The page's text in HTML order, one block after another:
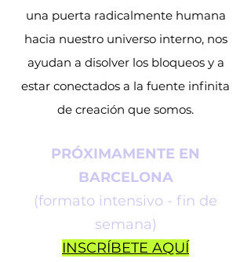
una puerta radicalmente humana
hacia nuestro universo interno, nos
ayudan a disolver los bloqueos y a
estar conectados a la fuente infinita
de creación que somos.
PRÓXIMAMENTE EN
BARCELONA
(formato intensivo - fin de
semana)
INSCRÍBETE AQUÍ